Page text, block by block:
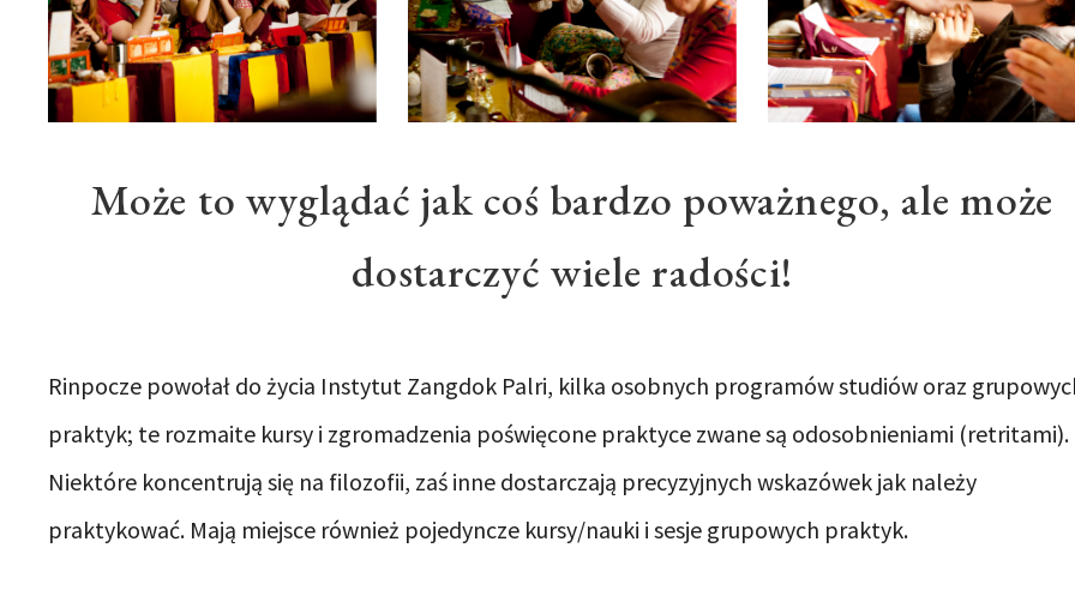
Może to wyglądać jak coś bardzo poważnego, ale może
dostarczyć wiele radości!
Rinpocze powołał do życia Instytut Zangdok Palri, kilka osobnych programów studiów oraz
praktyk; te rozmaite kursy i zgromadzenia poświęcone praktyce zwane są odosobnieniami (retritami).
Niektóre koncentrują się na filozofii, zaś inne dostarczają precyzyjnych wskazówek jak należy
praktykować. Mają miejsce również pojedyncze kursy/nauki i sesje grupowych praktyk.